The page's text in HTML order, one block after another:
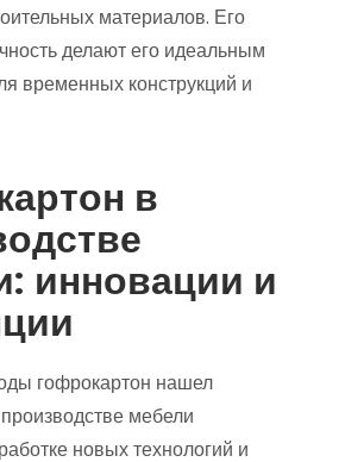
материалов. Его
делают его идеальным
временных конструкций и
в
инновации и
гофрокартон нашел
мебели
новых технологий и